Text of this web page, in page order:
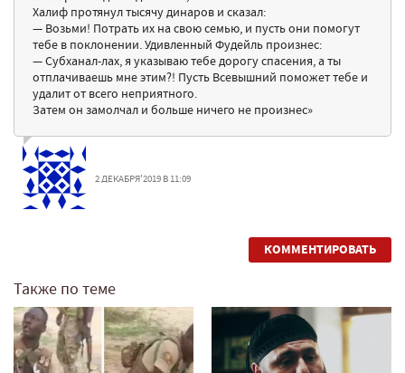
Халиф протянул тысячу динаров и сказал:
— Возьми! Потрать их на свою семью, и пусть они помогут
тебе в поклонении. Удивленный Фудейль произнес:
— Субханал-лах, я указываю тебе дорогу спасения, а ты
отплачиваешь мне этим?! Пусть Всевышний поможет тебе и
удалит от всего неприятного.
Затем он замолчал и больше ничего не произнес»
2 ДЕКАБРЯ'2019 В 11:09
КОММЕНТИРОВАТЬ
Также по теме